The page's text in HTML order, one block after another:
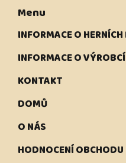
Menu
INFORMACE O
INFORMACE O
KONTAKT
DOMŮ
O NÁS
HODNOCENÍ OBCHODU